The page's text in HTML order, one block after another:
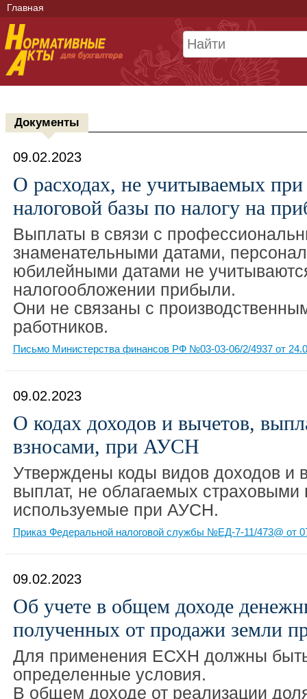
Главная
Документы
09.02.2023
О расходах, не учитываемых при
налоговой базы по налогу на
Выплаты в связи с
знаменательными датами,
юбилейными датами не
налогообложении прибыли.
Они не связаны с
работников.
Письмо Министерства финансов РФ №03-03-06/2/4937 от
09.02.2023
О кодах доходов и вычетов,
взносами, при АУСН
Утверждены коды видов доходов и
выплат, не облагаемых страховыми
используемые при АУСН.
Приказ Федеральной налоговой службы №ЕД-7-11/473@ от
09.02.2023
Об учете в общем доходе
полученных от продажи земли
Для применения ЕСХН должны
определенные условия.
В общем доходе от реализации